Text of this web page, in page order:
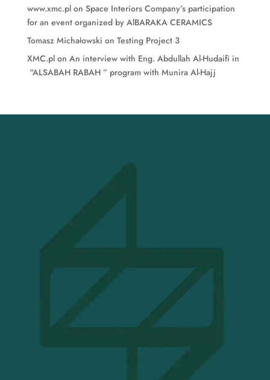
www.xmc.plon Space Interiors Company’s participation
for an event organized by AlBARAKA CERAMICS
Tomasz Michałowski on Testing Project 3
XMC.plon An interview with Eng. Abdullah Al-Hudaifi in
“ALSABAH RABAH ” program with Munira Al-Hajj